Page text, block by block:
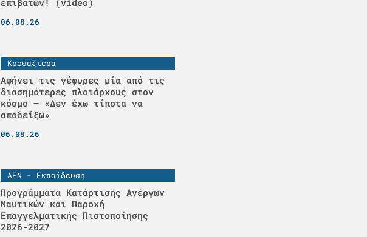
06.08.26
Κρουαζιέρα
Αφήνει τις γέφυρες μία από τις
διασημότερες πλοιάρχους στον
κόσμο – «Δεν έχω τίποτα να
αποδείξω»
06.08.26
ΑΕΝ - Εκπαίδευση
Προγράμματα Κατάρτισης Ανέργων
Ναυτικών και Παροχή
Επαγγελματικής Πιστοποίησης
2026-2027